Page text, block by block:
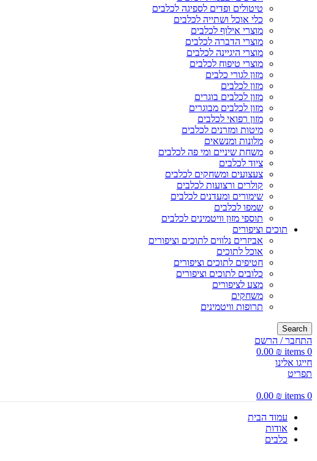
טיטולים ופדים לספיגה לכלבים
כלי אוכל ושתייה לכלבים
מוצרי אילוף לכלבים
מוצרי הדברה לכלבים
מוצרי היגיינה לכלבים
מוצרי טיפוח לכלבים
מזון לגורי כלבים
מזון לכלבים
מזון לכלבים בוגרים
מזון לכלבים מבוגרים
מזון רפואי לכלבים
מיטות ומזרנים לכלבים
מלונות ומנשאים
משחת שיניים ומי פה לכלבים
ציוד לכלבים
צעצועים ומשחקים לכלבים
קולרים ורצועות לכלבים
שימורים ומעדנים לכלבים
שמפו לכלבים
תוספי מזון וויטמינים לכלבים
תוכים וציפורים
אביזרים נלווים לתוכים וציפורים
אוכל לתוכים
חטיפים לתוכים וציפורים
כלובים לתוכים וציפורים
מצע לציפורים
משחקים
תרופות וויטמינים
Search
התחבר / הרשם
0
items
0.00 ₪
חייגו אלינו
תפריט
0
items
0.00 ₪
עמוד הבית
אודות
כלבים